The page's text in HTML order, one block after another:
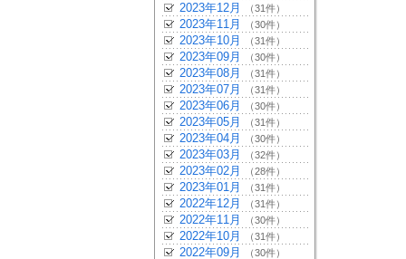
2023年12月 （31件）
2023年11月 （30件）
2023年10月 （31件）
2023年09月 （30件）
2023年08月 （31件）
2023年07月 （31件）
2023年06月 （30件）
2023年05月 （31件）
2023年04月 （30件）
2023年03月 （32件）
2023年02月 （28件）
2023年01月 （31件）
2022年12月 （31件）
2022年11月 （30件）
2022年10月 （31件）
2022年09月 （30件）